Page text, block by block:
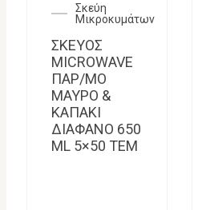
Σκεύη
Μικροκυμάτων
ΣΚΕΥΟΣ
MICROWAVE
ΠΑΡ/ΜΟ
ΜΑΥΡΟ &
ΚΑΠΑΚΙ
ΔΙΑΦΑΝΟ 650
ML 5×50 TEM